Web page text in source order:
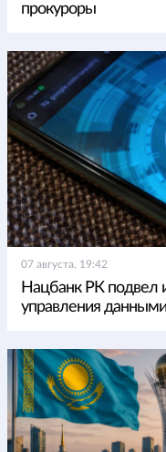
прокуроры
07 августа, 19:42
Нацбанк РК подвел
управления данными